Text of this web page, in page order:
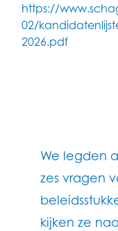
https://
02/
2026.pdf
We legden
zes vragen
kijken ze